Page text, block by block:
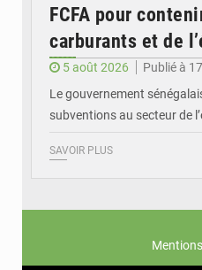
FCFA pour
carburants et de
5 août 2026
Publié à
Le gouvernement
subventions au secteur de
SAVOIR PLUS